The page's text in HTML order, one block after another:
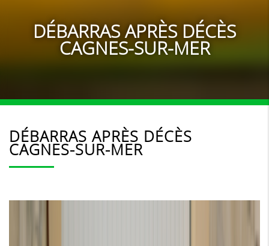
DÉBARRAS APRÈS DÉCÈS
CAGNES-SUR-MER
DÉBARRAS APRÈS DÉCÈS
CAGNES-SUR-MER